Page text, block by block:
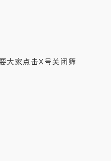
大家点击X号关闭筛